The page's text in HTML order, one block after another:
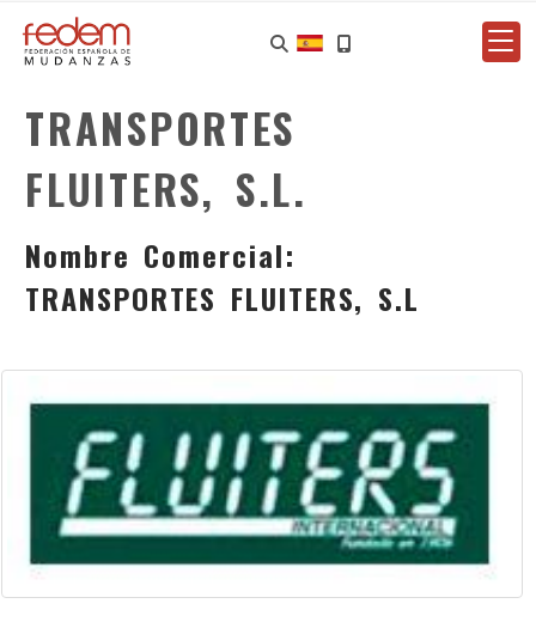
TRANSPORTES
FLUITERS, S.L.
Nombre Comercial:
TRANSPORTES FLUITERS, S.L